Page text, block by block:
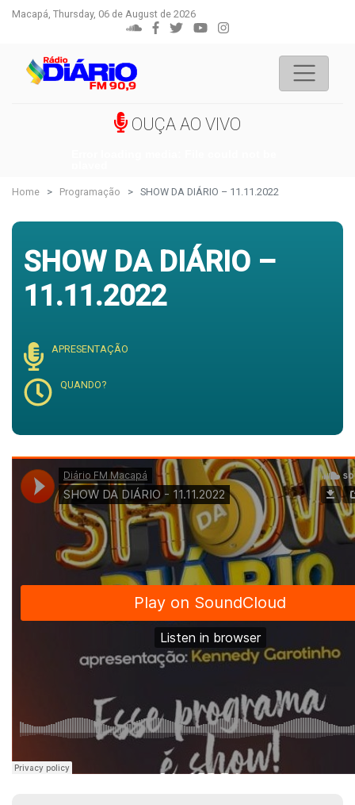
Macapá, Thursday, 06 de August de 2026
OUÇA AO VIVO
Home Programação SHOW DA DIÁRIO – 11.11.2022
SHOW DA DIÁRIO –
11.11.2022
APRESENTAÇÃO
QUANDO?